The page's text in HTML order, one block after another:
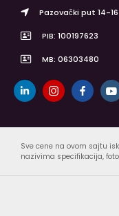
Pazovački put 14-
PIB: 100197623
MB: 06303480
Sve cene na ovom sajtu
nazivima specifikacija,